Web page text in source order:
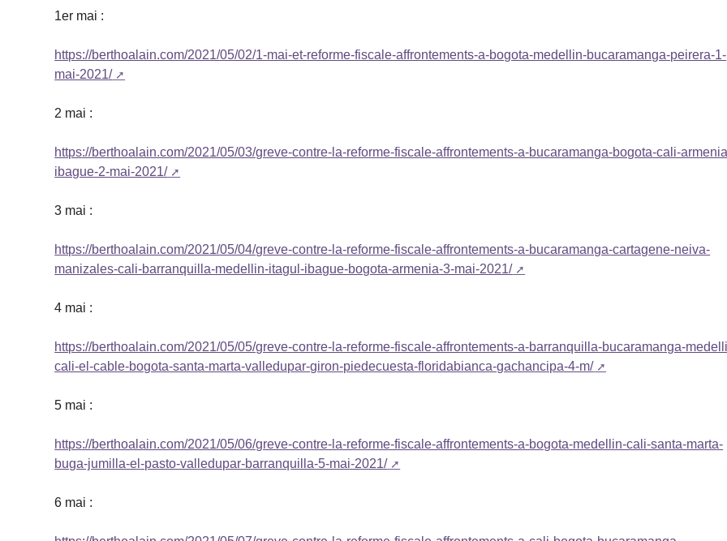
1er mai :
https://berthoalain.com/2021/05/02/1-mai-et-reforme-fiscale-affrontements-a-bogota-medellin-bucaramanga-peirera-1-
mai-2021/
2 mai :
https://berthoalain.com/2021/05/03/greve-contre-la-reforme-fiscale-affrontements-a-bucaramanga-bogota-cali-
ibague-2-mai-2021/
3 mai :
https://berthoalain.com/2021/05/04/greve-contre-la-reforme-fiscale-affrontements-a-bucaramanga-cartagene-neiva-
manizales-cali-barranquilla-medellin-itagul-ibague-bogota-armenia-3-mai-2021/
4 mai :
https://berthoalain.com/2021/05/05/greve-contre-la-reforme-fiscale-affrontements-a-barranquilla-bucaramanga-
cali-el-cable-bogota-santa-marta-valledupar-giron-piedecuesta-floridabianca-gachancipa-4-m/
5 mai :
https://berthoalain.com/2021/05/06/greve-contre-la-reforme-fiscale-affrontements-a-bogota-medellin-cali-santa-marta-
buga-jumilla-el-pasto-valledupar-barranquilla-5-mai-2021/
6 mai :